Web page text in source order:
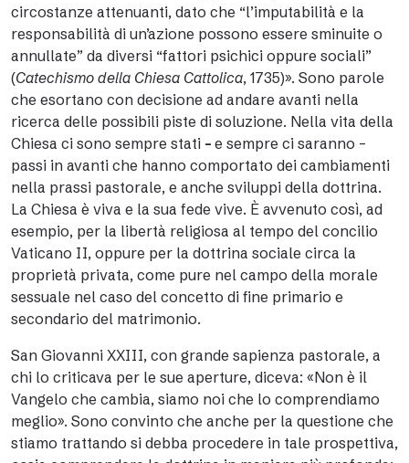
circostanze attenuanti, dato che “l’imputabilità e la
responsabilità di un’azione possono essere sminuite o
annullate” da diversi “fattori psichici oppure sociali”
(Catechismo della Chiesa Cattolica, 1735)». Sono parole
che esortano con decisione ad andare avanti nella
ricerca delle possibili piste di soluzione. Nella vita della
Chiesa ci sono sempre stati – e sempre ci saranno –
passi in avanti che hanno comportato dei cambiamenti
nella prassi pastorale, e anche sviluppi della dottrina.
La Chiesa è viva e la sua fede vive. È avvenuto così, ad
esempio, per la libertà religiosa al tempo del concilio
Vaticano II, oppure per la dottrina sociale circa la
proprietà privata, come pure nel campo della morale
sessuale nel caso del concetto di fine primario e
secondario del matrimonio.
San Giovanni XXIII, con grande sapienza pastorale, a
chi lo criticava per le sue aperture, diceva: «Non è il
Vangelo che cambia, siamo noi che lo comprendiamo
meglio». Sono convinto che anche per la questione che
stiamo trattando si debba procedere in tale prospettiva,